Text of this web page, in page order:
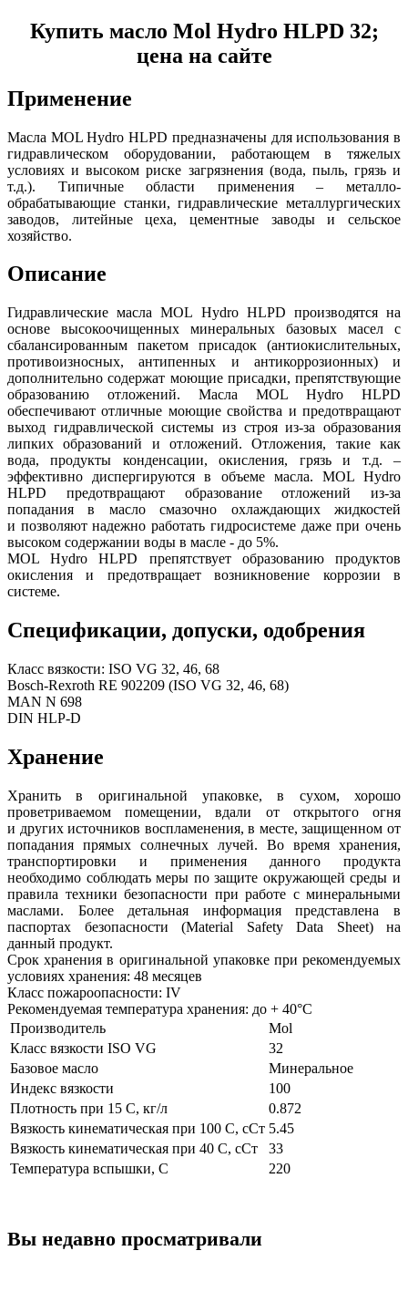
Купить масло Mol Hydro HLPD 32;
цена на сайте
Применение
Масла MOL Hydro HLPD предназначены для использования в
гидравлическом оборудовании, работающем в тяжелых
условиях и высоком риске загрязнения (вода, пыль, грязь и
т.д.). Типичные области применения – металло-
обрабатывающие станки, гидравлические металлургических
заводов, литейные цеха, цементные заводы и сельское
хозяйство.
Описание
Гидравлические масла MOL Hydro HLPD производятся на
основе высокоочищенных минеральных базовых масел с
сбалансированным пакетом присадок (антиокислительных,
противоизносных, антипенных и антикоррозионных) и
дополнительно содержат моющие присадки, препятствующие
образованию отложений. Масла MOL Hydro HLPD
обеспечивают отличные моющие свойства и предотвращают
выход гидравлической системы из строя из-за образования
липких образований и отложений. Отложения, такие как
вода, продукты конденсации, окисления, грязь и т.д. –
эффективно диспергируются в объеме масла. MOL Hydro
HLPD предотвращают образование отложений из-за
попадания в масло смазочно охлаждающих жидкостей
и позволяют надежно работать гидросистеме даже при очень
высоком содержании воды в масле - до 5%.
MOL Hydro HLPD препятствует образованию продуктов
окисления и предотвращает возникновение коррозии в
системе.
Спецификации, допуски, одобрения
Класс вязкости: ISO VG 32, 46, 68
Bosch-Rexroth RE 902209 (ISO VG 32, 46, 68)
MAN N 698
DIN HLP-D
Хранение
Хранить в оригинальной упаковке, в сухом, хорошо
проветриваемом помещении, вдали от открытого огня
и других источников воспламенения, в месте, защищенном от
попадания прямых солнечных лучей. Во время хранения,
транспортировки и применения данного продукта
необходимо соблюдать меры по защите окружающей среды и
правила техники безопасности при работе с минеральными
маслами. Более детальная информация представлена в
паспортах безопасности (Material Safety Data Sheet) на
данный продукт.
Срок хранения в оригинальной упаковке при рекомендуемых
условиях хранения: 48 месяцев
Класс пожароопасности: IV
Рекомендуемая температура хранения: до + 40°C
Производитель
Mol
Класс вязкости ISO VG
32
Базовое масло
Минеральное
Индекс вязкости
100
Плотность при 15 С, кг/л
0.872
Вязкость кинематическая при 100 С, сСт 5.45
Вязкость кинематическая при 40 С, сСт
33
Температура вспышки, С
220
Вы недавно просматривали